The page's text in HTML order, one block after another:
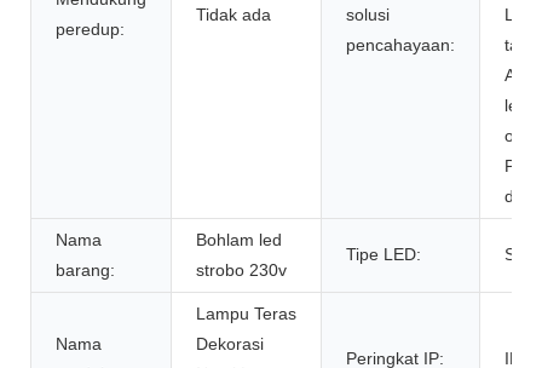
peredup:
Tidak ada
solusi
pencahayaan:
tata
di
Nama
barang:
Bohlam led
strobo 230v
Tipe LED:
Nama
Lampu Teras
Dekorasi
Peringkat IP: IP44